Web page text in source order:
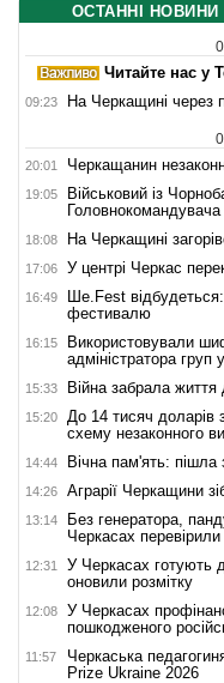
ОСТАННІ НОВИНИ
Читайте нас у
09:23 На Черкащині через
20:01 Черкащанин
19:05
Військовий із
18:08 На Черкащині
17:06 У центрі Черкас
16:49
Ше.Fest
фестивалю
16:15
Використовували
адміністратора
15:33 Війна забрала життя
15:20
До 14 тисяч доларів
схему незаконного
14:44 Вічна пам'ять: пішла
14:26 Аграрії Черкащини
13:14
Без генератора,
Черкасах
12:31
У Черкасах готують
оновили розмітку
12:08
У Черкасах
пошкодженого
11:57
Черкаська
Prize Ukraine 2026